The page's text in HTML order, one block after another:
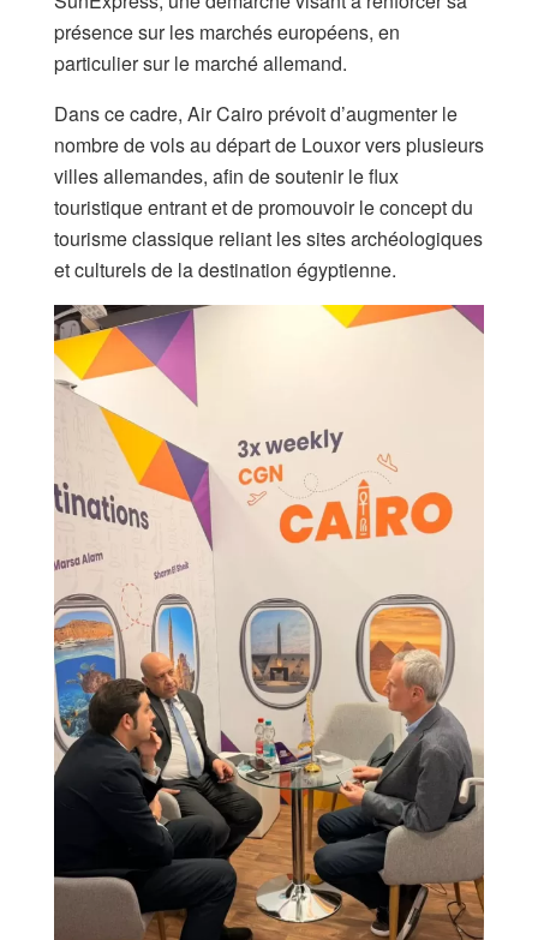
présence sur les marchés européens, en
particulier sur le marché allemand.
Dans ce cadre, Air Cairo prévoit d’augmenter le
nombre de vols au départ de Louxor vers plusieurs
villes allemandes, afin de soutenir le flux
touristique entrant et de promouvoir le concept du
tourisme classique reliant les sites archéologiques
et culturels de la destination égyptienne.